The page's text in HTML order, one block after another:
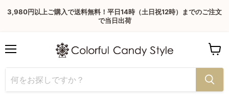
3,980円以上ご購入で送料無料！平日14時（土日祝12時）までのご注文
で当日出荷
cart